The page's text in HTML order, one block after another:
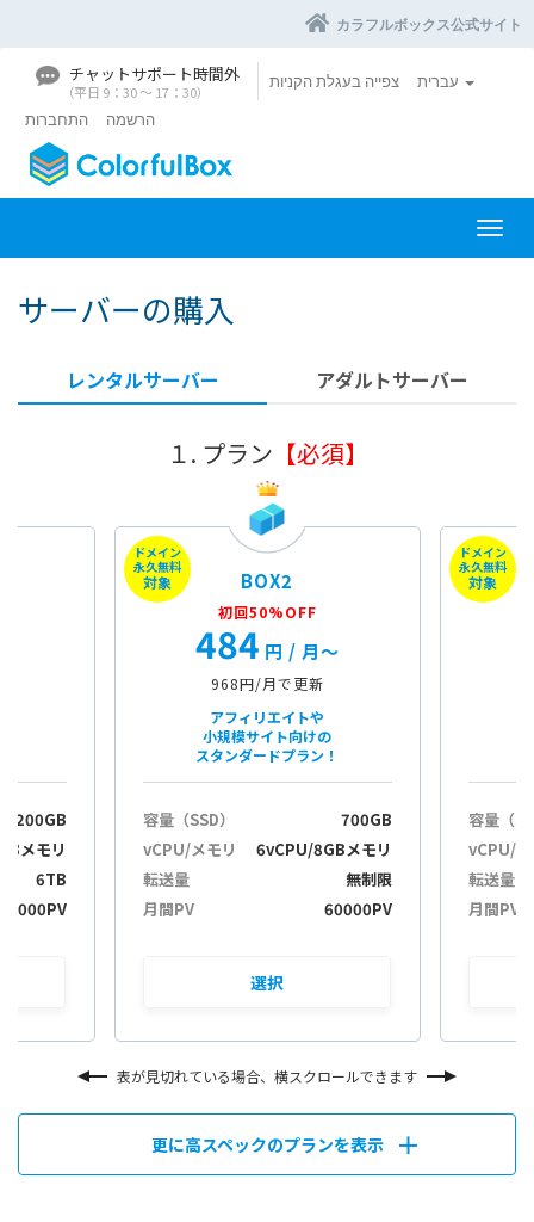
カラフルボックス公式サイト
チャットサポート時間外
（平日 9：30 〜 17：30）
צפייה בעגלת הקניות
התחברות
הרשמה
ה
פ
サーバーの購入
レンタルサーバー アダルトサーバー
１. プラン 【必須】
200GB
メモリ
6TB
ドメイン
永久無料
対象 BOX2
初回50%OFF
484 円 / 月〜
968円/月で更新
アフィリエイトや
小規模サイト向けの
スタンダードプラン！
容量（SSD）
700GB
vCPU/メモリ
6vCPU/8GBメモリ
転送量
無制限
月間PV
60000PV
選択
ドメイン
永久無料
対象
容量（
vCPU/
転送量
月間PV
表が見切れている場合、横スクロールできます
更に高スペックのプランを表示